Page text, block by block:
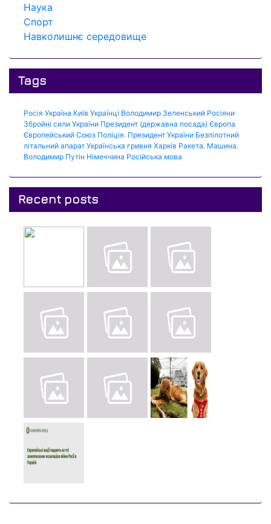
Наука
Спорт
Навколишнє середовище
Tags
Росія Україна Київ Українці Володимир Зеленський Росіяни
Збройні сили України Президент (державна посада) Європа
Європейський Союз Поліція. Президент України Безпілотний
літальний апарат Українська гривня Харків Ракета. Машина.
Володимир Путін Німеччина Російська мова
Recent posts